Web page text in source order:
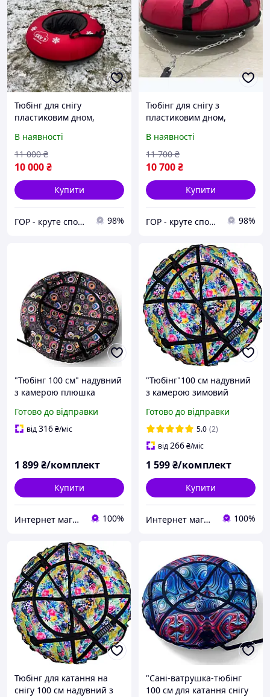
Тюбінг для снігу
пластиковим дном,
пластиковим дном
В наявності
10 000₴
11 000 ₴
Купити
ГОР - круте спорядження для рафтингу та водного туризму 98%
Тюбінг для снігу з
пластиковим дном,
червоний тюбінг з
пластиковим посиленим
дном
В наявності
10 700₴
11 700 ₴
Купити
ГОР - круте спорядження для рафтингу та водного туризму 98%
"Тюбінг 100 см" надувний
з камерою плюшка
дівчинка для дорослих
санки крижана гірок снігу
Готово до відправки
від316₴/міс
1 899₴/комплект
Купити
Интернет магазин Extrime.as 100%
"Тюбінг"100 см надувний
з камерою зимовий
ватрушка,сани,бублик,
плюшка-гойдалка
таблетка санки крижана
для гірок шайба
Готово до відправки
5.0 (2)
від266₴/міс
1 599₴/комплект
Купити
Интернет магазин Extrime.as 100%
Тюбінг для катання на
снігу 100 см надувний з
"Сані-ватрушка-тюбінг
100 см для катання снігу